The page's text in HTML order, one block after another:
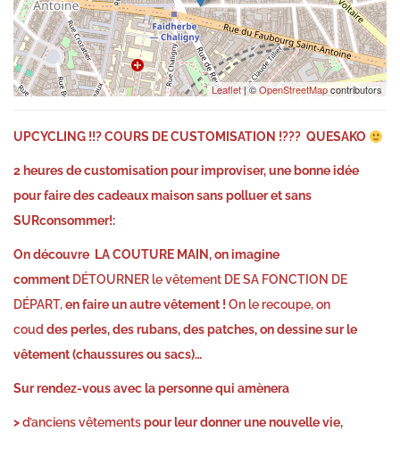
Leaflet| ©OpenStreetMapcontributors
UPCYCLING !!?COURS DE CUSTOMISATION !??? QUESAKO
2 heures de customisation pour improviser, une bonne idée
pour faire des cadeaux maison sans polluer etsans
SURconsommer!:
On découvre LA COUTURE MAIN,on imagine
comment DÉTOURNER le vêtement DE SA FONCTION DE
DÉPART,en faire un autre vêtement ! On le recoupe, on
couddes perles, des rubans, des patches, on dessine sur le
vêtement (chaussuresou sacs)…
Sur rendez-vous avec la personne qui amènera
>d’anciens vêtementspour leur donner une nouvelle vie,